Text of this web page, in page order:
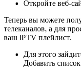
Откройте веб-
Теперь вы можете
телеканалов, а для
ваш IPTV плейлист.
Для этого
Добавить